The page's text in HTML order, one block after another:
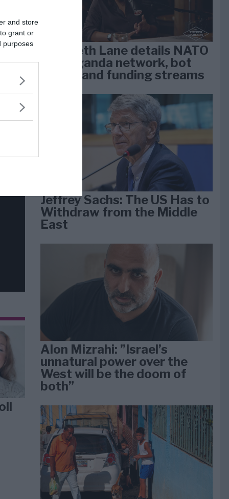
and store
grant or
purposes
Elizabeth Lane details NATO
propaganda network, bot
farms, and funding streams
Jeffrey Sachs: The US Has to
Withdraw from the Middle
East
Alon Mizrahi: ”Israel’s
unnatural power over the
West will be the doom of
both”